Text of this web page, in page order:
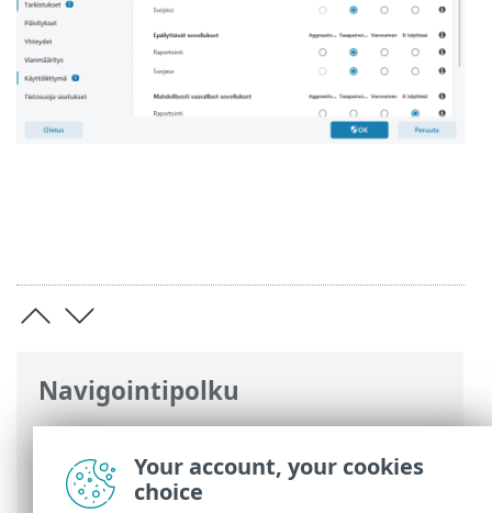
Navigointipolku
ESET-online-ohje>ESET Safe Server>
Tuotteen ESET Safe Server käsitteleminen
> Lisäasetukset
Your account, your cookies
choice